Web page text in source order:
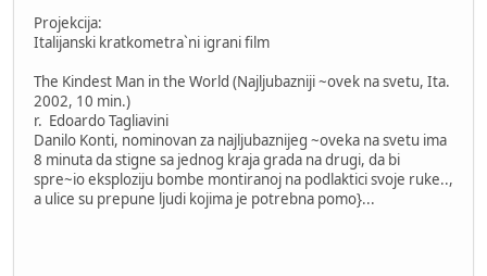
Projekcija:
Italijanski kratkometra`ni igrani film
The Kindest Man in the World (Najljubazniji ~ovek na svetu, Ita.
2002, 10 min.)
r. Edoardo Tagliavini
Danilo Konti, nominovan za najljubaznijeg ~oveka na svetu ima
8 minuta da stigne sa jednog kraja grada na drugi, da bi
spre~io eksploziju bombe montiranoj na podlaktici svoje ruke..,
a ulice su prepune ljudi kojima je potrebna pomo}...